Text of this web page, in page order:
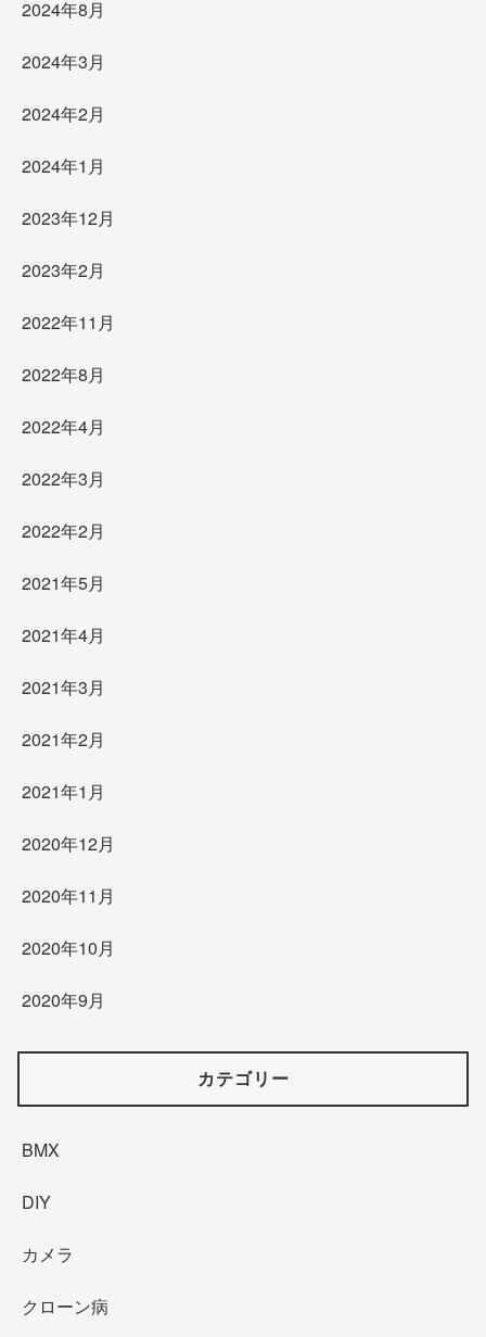
2024年8月
2024年3月
2024年2月
2024年1月
2023年12月
2023年2月
2022年11月
2022年8月
2022年4月
2022年3月
2022年2月
2021年5月
2021年4月
2021年3月
2021年2月
2021年1月
2020年12月
2020年11月
2020年10月
2020年9月
カテゴリー
BMX
DIY
カメラ
クローン病